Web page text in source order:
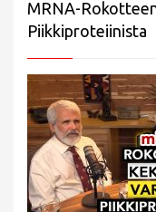
MRNA-
Piikkiproteiinista